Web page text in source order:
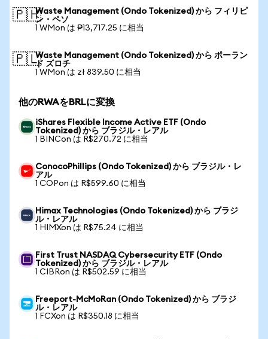
🇵🇭Waste Management (Ondo Tokenized) から フィリピ
ン・ペソ
1 WMon は ₱13,717.25 に相当
🇵🇱Waste Management (Ondo Tokenized) から ポーラン
ド ズロチ
1 WMon は zł 839.50 に相当
他のRWAをBRLに変換
iShares Flexible Income Active ETF (Ondo
Tokenized) から ブラジル・レアル
1 BINCon は R$270.72 に相当
ConocoPhillips (Ondo Tokenized) から ブラジル・レ
アル
1 COPon は R$599.60 に相当
Himax Technologies (Ondo Tokenized) から ブラジ
ル・レアル
1 HIMXon は R$75.24 に相当
First Trust NASDAQ Cybersecurity ETF (Ondo
Tokenized) から ブラジル・レアル
1 CIBRon は R$502.59 に相当
Freeport-McMoRan (Ondo Tokenized) から ブラジ
ル・レアル
1 FCXon は R$350.18 に相当